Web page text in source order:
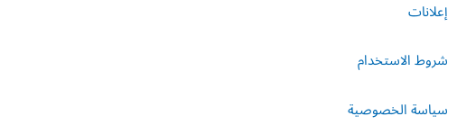
إعلانات
شروط الاستخدام
سياسة الخصوصية